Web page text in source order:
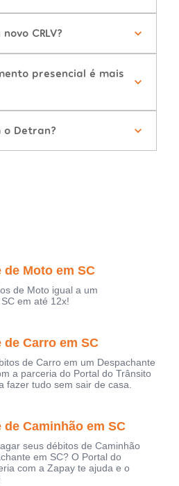
CRLV?
presencial é mais
o Detran?
de Moto em SC
de Moto igual a um
em até 12x!
de Carro em SC
de Carro em um Despachante
a parceria do Portal do Trânsito
fazer tudo sem sair de casa.
de Caminhão em SC
seus débitos de Caminhão
em SC? O Portal do
com a Zapay te ajuda e o